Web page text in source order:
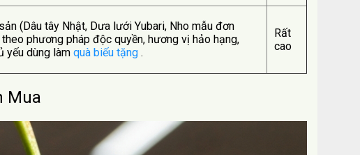
(Dâu tây Nhật, Dưa lưới Yubari, Nho mẫu đơn
phương pháp độc quyền, hương vị hảo hạng,
yếu dùng làm quà biếu tặng .
Rất
cao
Mua